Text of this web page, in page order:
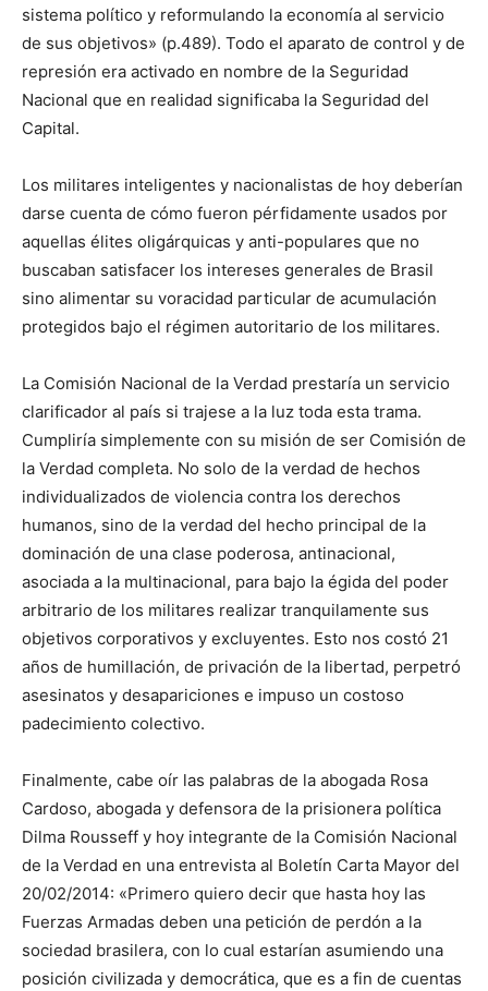
sistema político y reformulando la economía al servicio
de sus objetivos» (p.489). Todo el aparato de control y de
represión era activado en nombre de la Seguridad
Nacional que en realidad significaba la Seguridad del
Capital.
Los militares inteligentes y nacionalistas de hoy deberían
darse cuenta de cómo fueron pérfidamente usados por
aquellas élites oligárquicas y anti-populares que no
buscaban satisfacer los intereses generales de Brasil
sino alimentar su voracidad particular de acumulación
protegidos bajo el régimen autoritario de los militares.
La Comisión Nacional de la Verdad prestaría un servicio
clarificador al país si trajese a la luz toda esta trama.
Cumpliría simplemente con su misión de ser Comisión de
la Verdad completa. No solo de la verdad de hechos
individualizados de violencia contra los derechos
humanos, sino de la verdad del hecho principal de la
dominación de una clase poderosa, antinacional,
asociada a la multinacional, para bajo la égida del poder
arbitrario de los militares realizar tranquilamente sus
objetivos corporativos y excluyentes. Esto nos costó 21
años de humillación, de privación de la libertad, perpetró
asesinatos y desapariciones e impuso un costoso
padecimiento colectivo.
Finalmente, cabe oír las palabras de la abogada Rosa
Cardoso, abogada y defensora de la prisionera política
Dilma Rousseff y hoy integrante de la Comisión Nacional
de la Verdad en una entrevista al Boletín Carta Mayor del
20/02/2014: «Primero quiero decir que hasta hoy las
Fuerzas Armadas deben una petición de perdón a la
sociedad brasilera, con lo cual estarían asumiendo una
posición civilizada y democrática, que es a fin de cuentas